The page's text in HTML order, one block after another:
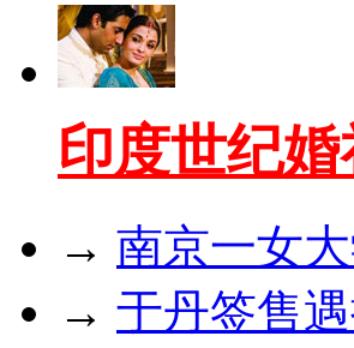
印度世纪
→ 南京一女
→ 于丹签售